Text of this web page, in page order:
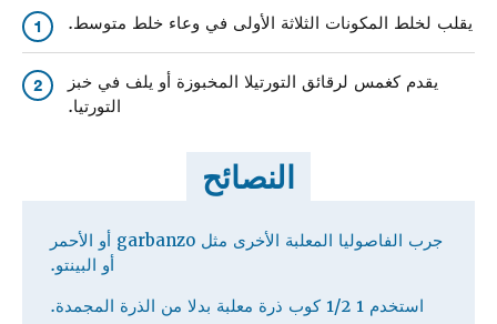
1 يقلب لخلط المكونات الثلاثة الأولى في وعاء خلط متوسط.
2
يقدم كغمس لرقائق التورتيلا المخبوزة أو يلف في خبز
التورتيا.
النصائح
جرب الفاصوليا المعلبة الأخرى مثل garbanzo أو الأحمر
أو البينتو.
استخدم 1 1/2 كوب ذرة معلبة بدلا من الذرة المجمدة.